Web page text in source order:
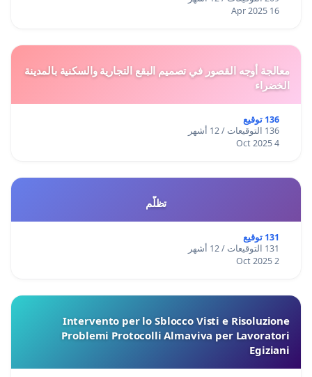
16 Apr 2025
معالجة أوجه القصور في تصميم البقع التجارية والسكنية بالمدينة
الخضراء
136 توقيع
136 التوقيعات / 12 أشهر
4 Oct 2025
تظلّم
131 توقيع
131 التوقيعات / 12 أشهر
2 Oct 2025
Intervento per lo Sblocco Visti e Risoluzione
Problemi Protocolli Almaviva per Lavoratori
Egiziani